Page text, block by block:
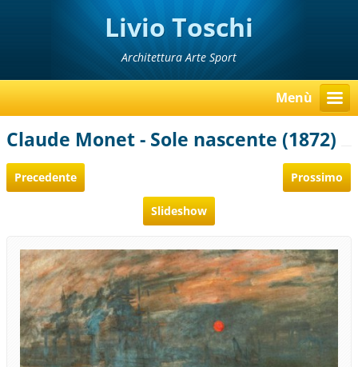
Livio Toschi
Architettura Arte Sport
Menù
Claude Monet - Sole nascente (1872)
Precedente Prossimo
Slideshow